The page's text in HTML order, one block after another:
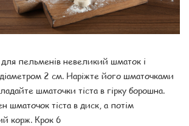
для пельменів невеликий шматок і
2 см. Наріжте його шматочками
шматочки тіста в гірку борошна.
шматочок тіста в диск, а потім
корж. Крок 6